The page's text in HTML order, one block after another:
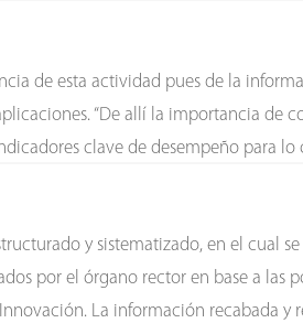
de esta actividad pues de la
“De allí la importancia de
clave de desempeño para lo
y sistematizado, en el cual
por el órgano rector en base a las
La información recabada